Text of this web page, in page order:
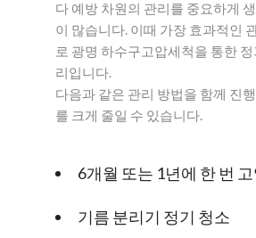
다 예방 차원의 관리를 중요하게
이 많습니다. 이때 가장 효과적인
로 광명 하수구고압세척을 통한
리입니다.
다음과 같은 관리 방법을 함께 진
를 크게 줄일 수 있습니다.
6개월 또는 1년에 한 번
기름 분리기 정기 청소